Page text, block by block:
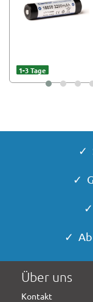
1-3 Tage
✓
✓
✓ Ab
Über uns
Kontakt